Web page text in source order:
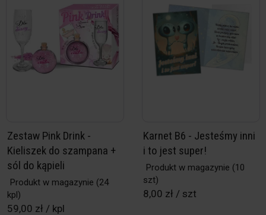
Zestaw Pink Drink -
Kieliszek do szampana +
sól do kąpieli
Produkt w magazynie (24
kpl)
59,00 zł / kpl
Karnet B6 - Jesteśmy inni
i to jest super!
Produkt w magazynie (10
szt)
8,00 zł / szt